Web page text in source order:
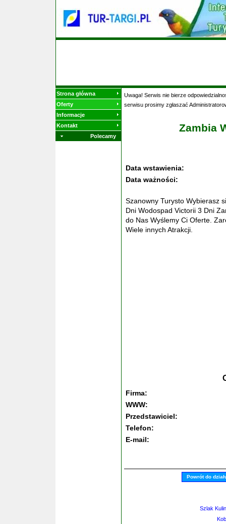
Strona główna
Oferty
Informacje
Kontakt
Polecamy
Uwaga! Serwis nie bierze
serwisu prosimy zgłaszać
Zambia
Data wstawienia:
Data ważności:
Szanowny Turysto Wybierasz
Dni Wodospad Victorii 3 Dni
do Nas Wyślemy Ci Oferte.
Wiele innych Atrakcji.
Firma:
WWW:
Przedstawiciel:
Telefon:
E-mail:
Powrót do
Szlak